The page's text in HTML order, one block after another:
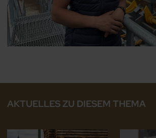
AKTUELLES ZU DIESEM THEMA